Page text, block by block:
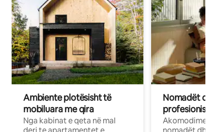
Ambiente plotësisht të
mobiluara me qira
Nga kabinat e qeta në mal
Nomadët
Akomodime